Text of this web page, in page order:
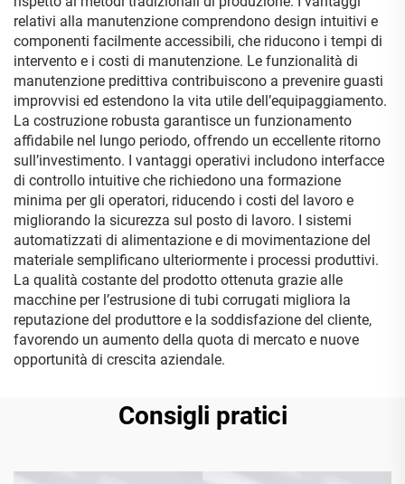
relativi alla manutenzione comprendono design intuitivi e
componenti facilmente accessibili, che riducono i tempi di
intervento e i costi di manutenzione. Le funzionalità di
manutenzione predittiva contribuiscono a prevenire guasti
improvvisi ed estendono la vita utile dell’equipaggiamento.
La costruzione robusta garantisce un funzionamento
affidabile nel lungo periodo, offrendo un eccellente ritorno
sull’investimento. I vantaggi operativi includono interfacce
di controllo intuitive che richiedono una formazione
minima per gli operatori, riducendo i costi del lavoro e
migliorando la sicurezza sul posto di lavoro. I sistemi
automatizzati di alimentazione e di movimentazione del
materiale semplificano ulteriormente i processi produttivi.
La qualità costante del prodotto ottenuta grazie alle
macchine per l’estrusione di tubi corrugati migliora la
reputazione del produttore e la soddisfazione del cliente,
favorendo un aumento della quota di mercato e nuove
opportunità di crescita aziendale.
Consigli pratici